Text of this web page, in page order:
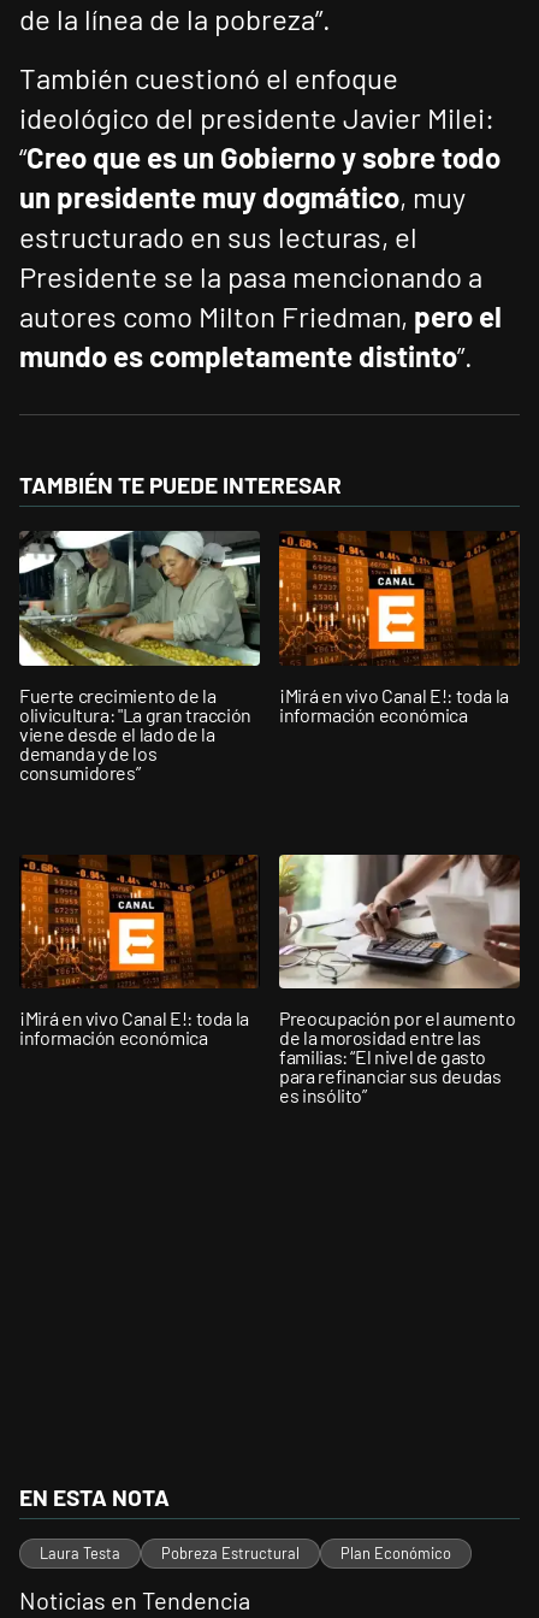
de la línea de la pobreza”.
También cuestionó el enfoque
ideológico del presidente Javier Milei:
“Creo que es un Gobierno y sobre todo
un presidente muy dogmático, muy
estructurado en sus lecturas, el
Presidente se la pasa mencionando a
autores como Milton Friedman, pero el
mundo es completamente distinto”.
TAMBIÉN TE PUEDE INTERESAR
Fuerte crecimiento de la
olivicultura: "La gran tracción
viene desde el lado de la
demanda y de los
consumidores”
¡Mirá en vivo Canal E!: toda la
información económica
¡Mirá en vivo Canal E!: toda la
información económica
Preocupación por el aumento
de la morosidad entre las
familias: “El nivel de gasto
para refinanciar sus deudas
es insólito”
EN ESTA NOTA
Laura Testa Pobreza Estructural Plan Económico
Noticias en Tendencia